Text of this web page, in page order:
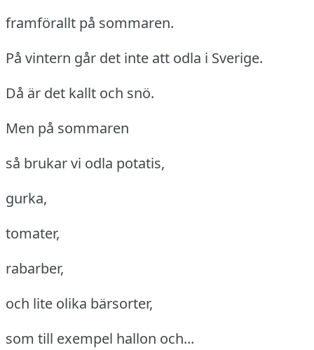
framförallt på sommaren.
På vintern går det inte att odla i Sverige.
Då är det kallt och snö.
Men på sommaren
så brukar vi odla potatis,
gurka,
tomater,
rabarber,
och lite olika bärsorter,
som till exempel hallon och...